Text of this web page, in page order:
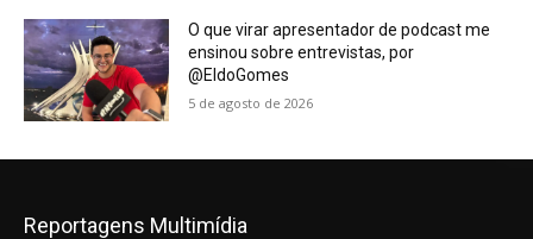
O que virar apresentador de podcast me
ensinou sobre entrevistas, por
@EldoGomes
5 de agosto de 2026
Reportagens Multimídia